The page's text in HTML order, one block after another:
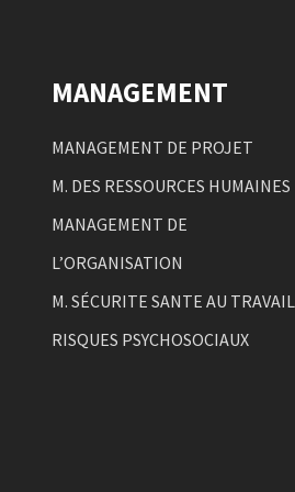
MANAGEMENT
MANAGEMENT DE PROJET
M. DES RESSOURCES HUMAINES
MANAGEMENT DE
L’ORGANISATION
M. SÉCURITE SANTE AU TRAVAIL
RISQUES PSYCHOSOCIAUX